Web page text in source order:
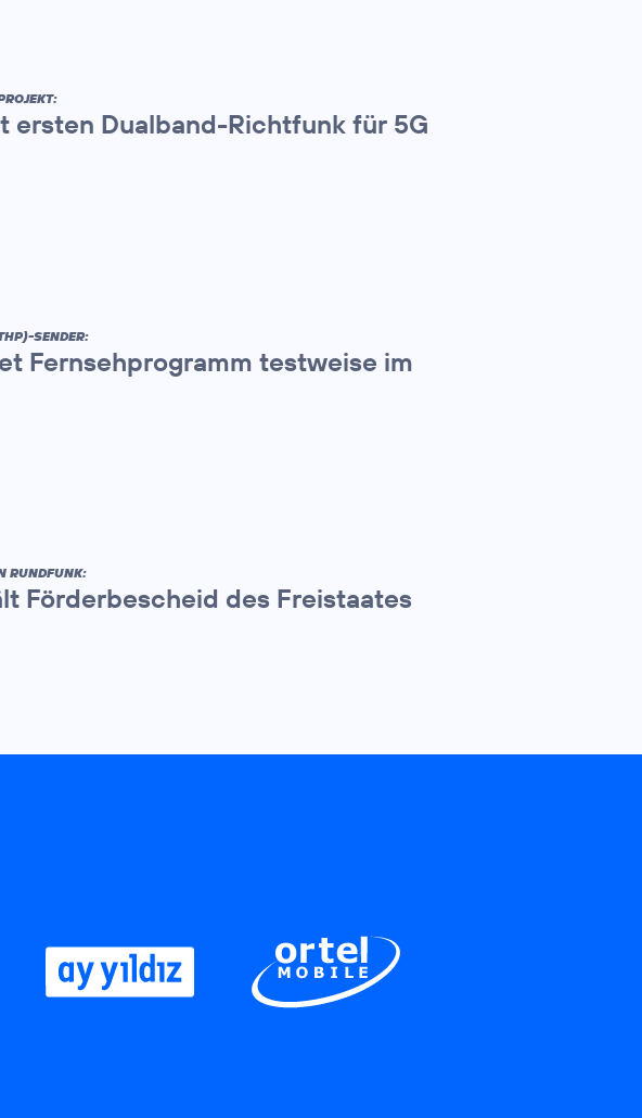
ersten Dualband-Richtfunk für 5G
SENDER:
Fernsehprogramm testweise im
RUNDFUNK:
Förderbescheid des Freistaates